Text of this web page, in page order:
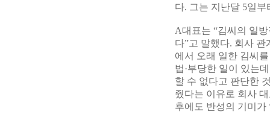
다. 그는 지난달 5일
A대표는 “김씨의 일
다”고 말했다. 회사
에서 오래 일한 김씨
법·부당한 일이 있는
할 수 없다고 판단한
줬다는 이유로 회사
후에도 반성의 기미